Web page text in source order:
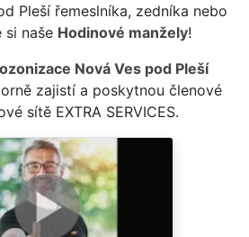
Pleší řemeslníka, zedníka nebo
si naše Hodinové manžely!
Nová Ves pod Pleší
zajistí a poskytnou členové
sítě EXTRA SERVICES.